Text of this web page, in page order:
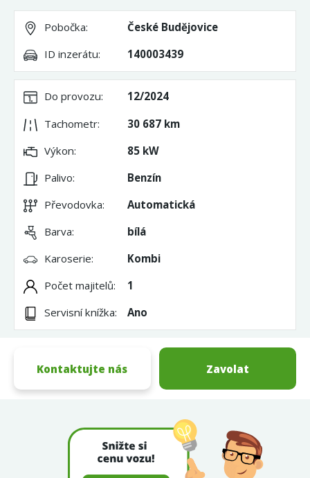
Pobočka:
České Budějovice
ID inzerátu:
140003439
Do provozu:
12/2024
Tachometr:
30 687 km
Výkon:
85 kW
Palivo:
Benzín
Převodovka:
Automatická
Barva:
bílá
Karoserie:
Kombi
Počet majitelů:
1
Servisní knížka:
Ano
Kontaktujte nás Zavolat